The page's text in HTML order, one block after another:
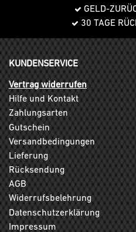
GELD-
30 TAGE
KUNDENSERVICE
Vertrag widerrufen
Hilfe und Kontakt
Zahlungsarten
Gutschein
Versandbedingungen
Lieferung
Rücksendung
AGB
Widerrufsbelehrung
Datenschutzerklärung
Impressum